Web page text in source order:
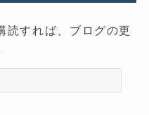
読すれば、ブログの更